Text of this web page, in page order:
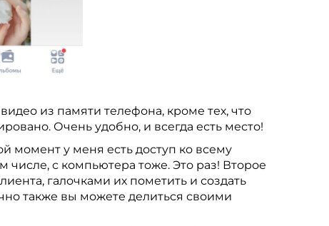
из памяти телефона, кроме тех, что
Очень удобно, и всегда есть место!
момент у меня есть доступ ко всему
числе, с компьютера тоже. Это раз! Второе
галочками их пометить и создать
также вы можете делиться своими